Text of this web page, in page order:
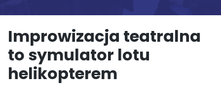
Improwizacja teatralna
to symulator lotu
helikopterem